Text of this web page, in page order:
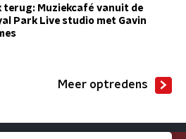
terug: Muziekcafé vanuit de
Park Live studio met Gavin
Meer optredens